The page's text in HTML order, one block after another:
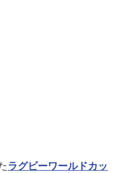
ラグビーワールドカッ